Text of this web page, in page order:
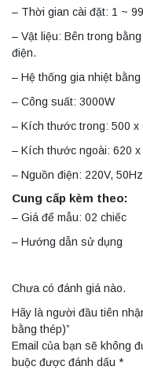
– Thời gian cài đặt: 1 ~
– Vật liệu: Bên trong
điện.
– Hệ thống gia nhiệt
– Công suất: 3000W
– Kích thước trong: 500 x
– Kích thước ngoài: 620 x
– Nguồn điện: 220V, 50Hz
Cung cấp kèm theo:
– Giá để mẫu: 02 chiếc
– Hướng dẫn sử dụng
Chưa có đánh giá nào.
Hãy là người đầu tiên
bằng thép)”
Email của bạn sẽ không
buộc được đánh dấu *